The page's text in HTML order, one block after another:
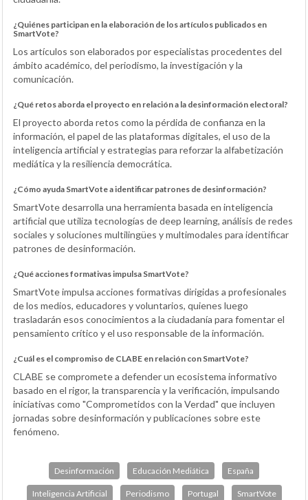
¿Quiénes participan en la elaboración de los artículos publicados en
SmartVote?
Los artículos son elaborados por especialistas procedentes del
ámbito académico, del periodismo, la investigación y la
comunicación.
¿Qué retos aborda el proyecto en relación a la desinformación electoral?
El proyecto aborda retos como la pérdida de confianza en la
información, el papel de las plataformas digitales, el uso de la
inteligencia artificial y estrategias para reforzar la alfabetización
mediática y la resiliencia democrática.
¿Cómo ayuda SmartVote a identificar patrones de desinformación?
SmartVote desarrolla una herramienta basada en inteligencia
artificial que utiliza tecnologías de deep learning, análisis de redes
sociales y soluciones multilingües y multimodales para identificar
patrones de desinformación.
¿Qué acciones formativas impulsa SmartVote?
SmartVote impulsa acciones formativas dirigidas a profesionales
de los medios, educadores y voluntarios, quienes luego
trasladarán esos conocimientos a la ciudadanía para fomentar el
pensamiento crítico y el uso responsable de la información.
¿Cuál es el compromiso de CLABE en relación con SmartVote?
CLABE se compromete a defender un ecosistema informativo
basado en el rigor, la transparencia y la verificación, impulsando
iniciativas como "Comprometidos con la Verdad" que incluyen
jornadas sobre desinformación y publicaciones sobre este
fenómeno.
Desinformación Educación Mediática España
Inteligencia Artificial Periodismo Portugal SmartVote